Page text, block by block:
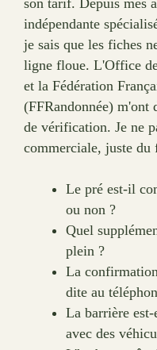
indépendante
je sais que les fiches
ligne floue. L'Office
et la Fédération
(FFRandonnée) m'ont
de vérification. Je ne
commerciale, juste du
Le pré est-il
ou non ?
Quel
plein ?
La
dite au
La barrière
avec des